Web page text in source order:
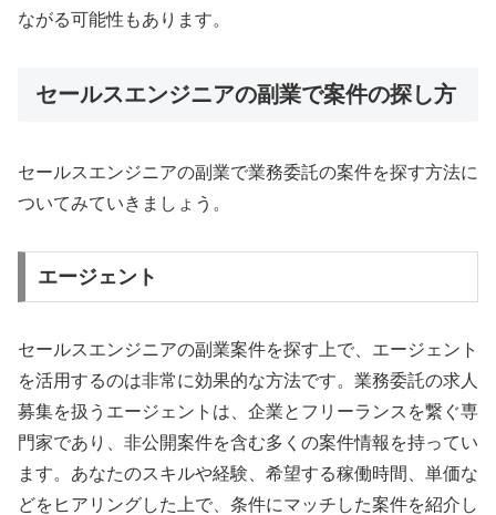
ながる可能性もあります。
セールスエンジニアの副業で案件の探し方
セールスエンジニアの副業で業務委託の案件を探す方法に
ついてみていきましょう。
エージェント
セールスエンジニアの副業案件を探す上で、エージェント
を活用するのは非常に効果的な方法です。業務委託の求人
募集を扱うエージェントは、企業とフリーランスを繋ぐ専
門家であり、非公開案件を含む多くの案件情報を持ってい
ます。あなたのスキルや経験、希望する稼働時間、単価な
どをヒアリングした上で、条件にマッチした案件を紹介し